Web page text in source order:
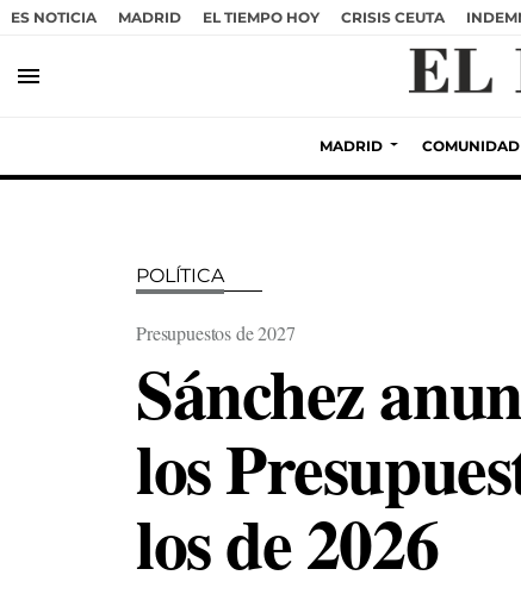
ES NOTICIA MADRID EL TIEMPO HOY CRISIS CEUTA
menu
MADRID COMUNIDAD
POLÍTICA
Presupuestos de 2027
Sánchez
los
los de 2026